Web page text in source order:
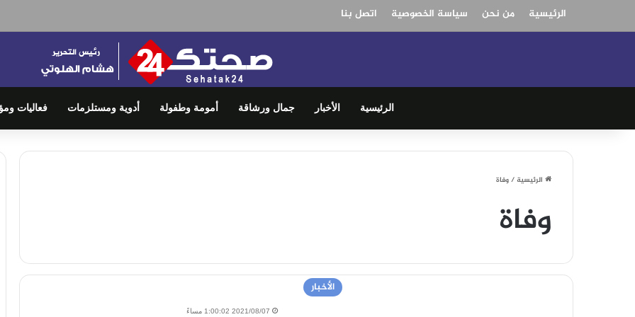
الرئيسية من نحن سياسة الخصوصية اتصل بنا
الرئيسية الأخبار جمال ورشاقة أمومة وطفولة أدوية ومستلزمات فعاليات
الرئيسية/وفاة
وفاة
الأخبار
2021/08/07 1:00:02 مساءً